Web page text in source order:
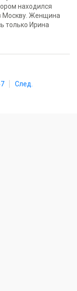
находился
Москву. Женщина
только Ирина
След.